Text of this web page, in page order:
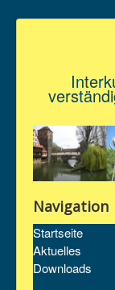
Navigation
Startseite
Aktuelles
Downloads